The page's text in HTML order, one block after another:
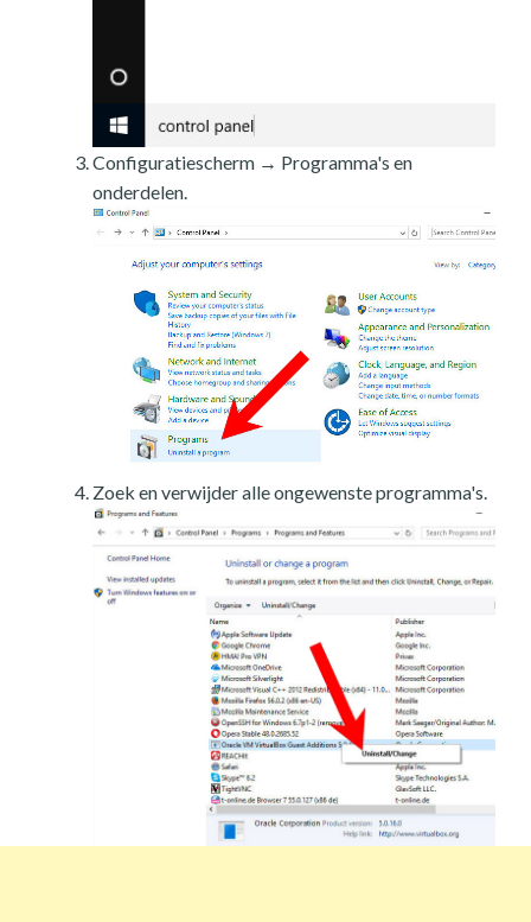
Configuratiescherm → Programma's en
onderdelen.
Zoek en verwijder alle ongewenste programma's.